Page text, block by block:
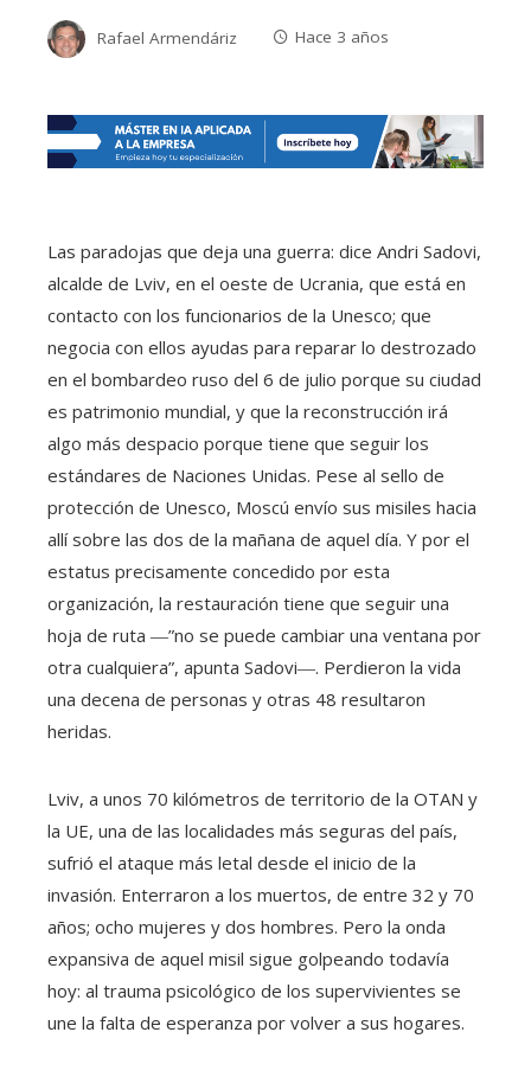
Rafael Armendáriz Hace 3 años
Las paradojas que deja una guerra: dice Andri Sadovi,
alcalde de Lviv, en el oeste de Ucrania, que está en
contacto con los funcionarios de la Unesco; que
negocia con ellos ayudas para reparar lo destrozado
en el bombardeo ruso del 6 de julio porque su ciudad
es patrimonio mundial, y que la reconstrucción irá
algo más despacio porque tiene que seguir los
estándares de Naciones Unidas. Pese al sello de
protección de Unesco, Moscú envío sus misiles hacia
allí sobre las dos de la mañana de aquel día. Y por el
estatus precisamente concedido por esta
organización, la restauración tiene que seguir una
hoja de ruta ―”no se puede cambiar una ventana por
otra cualquiera”, apunta Sadovi―. Perdieron la vida
una decena de personas y otras 48 resultaron
heridas.
Lviv, a unos 70 kilómetros de territorio de la OTAN y
la UE, una de las localidades más seguras del país,
sufrió el ataque más letal desde el inicio de la
invasión. Enterraron a los muertos, de entre 32 y 70
años; ocho mujeres y dos hombres. Pero la onda
expansiva de aquel misil sigue golpeando todavía
hoy: al trauma psicológico de los supervivientes se
une la falta de esperanza por volver a sus hogares.